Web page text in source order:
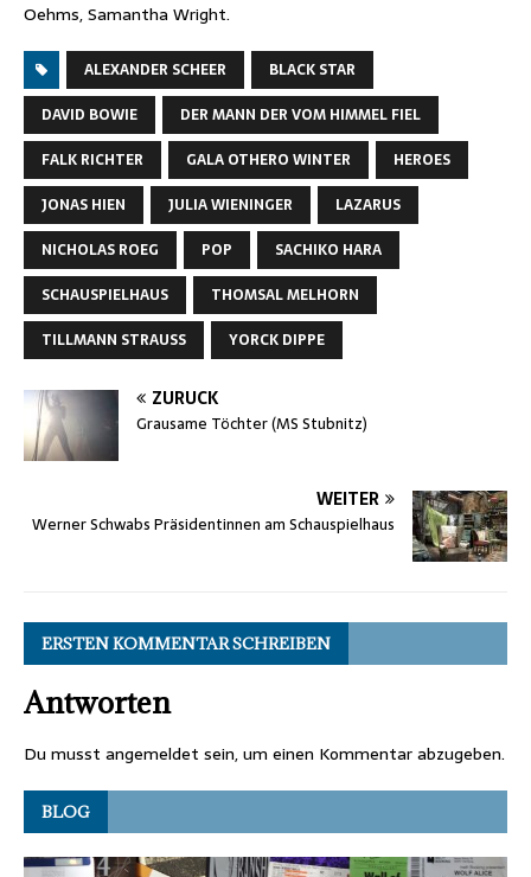
Oehms, Samantha Wright.
ALEXANDER SCHEER
BLACK STAR
DAVID BOWIE
DER MANN DER VOM HIMMEL FIEL
FALK RICHTER
GALA OTHERO WINTER
HEROES
JONAS HIEN
JULIA WIENINGER
LAZARUS
NICHOLAS ROEG
POP
SACHIKO HARA
SCHAUSPIELHAUS
THOMSAL MELHORN
TILLMANN STRAUSS
YORCK DIPPE
ZURÜCK
Grausame Töchter (MS Stubnitz)
WEITER
Werner Schwabs Präsidentinnen am Schauspielhaus
ERSTEN KOMMENTAR SCHREIBEN
Antworten
Du musst angemeldet sein, um einen Kommentar abzugeben.
BLOG